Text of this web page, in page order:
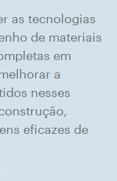
as tecnologias
de materiais
em
a
nesses
eficazes de